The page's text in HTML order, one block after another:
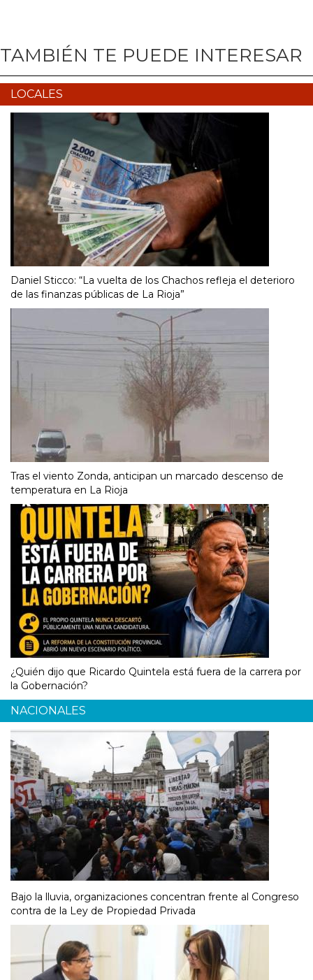
TAMBIÉN TE PUEDE INTERESAR
LOCALES
Daniel Sticco: “La vuelta de los Chachos refleja el deterioro
de las finanzas públicas de La Rioja”
Tras el viento Zonda, anticipan un marcado descenso de
temperatura en La Rioja
¿Quién dijo que Ricardo Quintela está fuera de la carrera por
la Gobernación?
NACIONALES
Bajo la lluvia, organizaciones concentran frente al Congreso
contra de la Ley de Propiedad Privada